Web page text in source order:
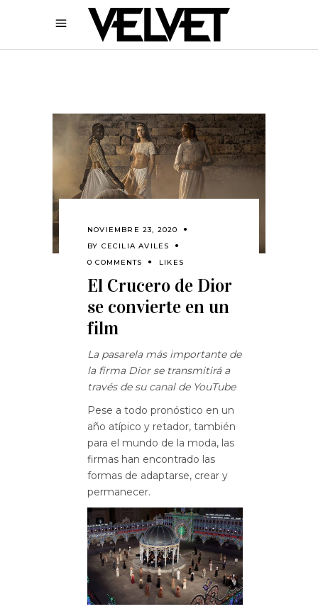
NOVIEMBRE 23, 2020
BY CECILIA AVILES
0 COMMENTS
LIKES
El Crucero de Dior
se convierte en un
film
La pasarela más importante de
la firma Dior se transmitirá a
través de su canal de YouTube
Pese a todo pronóstico en un
año atípico y retador, también
para el mundo de la moda, las
firmas han encontrado las
formas de adaptarse, crear y
permanecer.